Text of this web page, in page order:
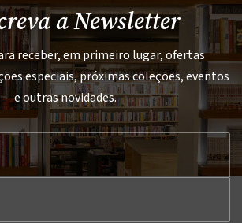
a Newsletter
receber, em primeiro lugar, ofertas
especiais, próximas coleções, eventos
e outras novidades.